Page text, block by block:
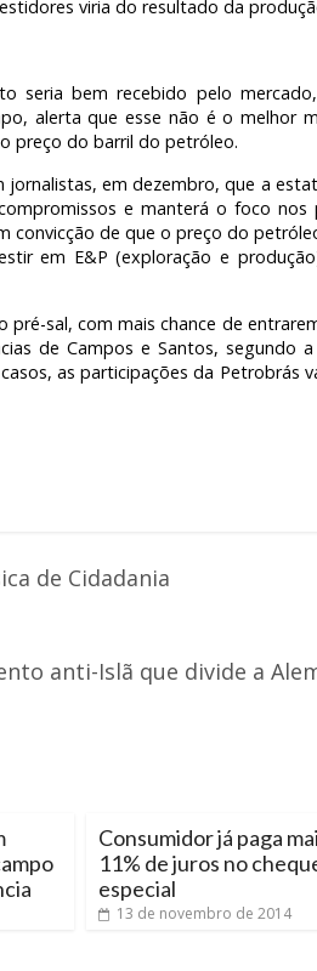
viria do resultado da
seria bem recebido pelo
alerta que esse não é o melhor
preço do barril do petróleo.
em dezembro, que a
e manterá o foco nos
convicção de que o preço do
em E&P (exploração e
sal, com mais chance de
de Campos e Santos, segundo a
as participações da Petrobrás
de Cidadania
anti-Islã que divide a
Consumidor já paga
11% de juros no
especial
13 de novembro de 2014